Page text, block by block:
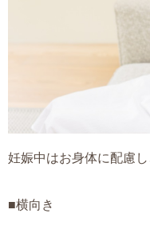
妊娠中はお身体に配慮
■横向き